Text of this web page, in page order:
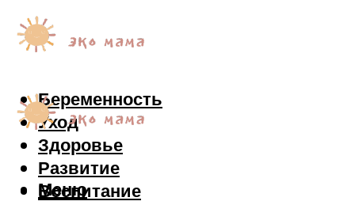
Беременность
Уход
Здоровье
Развитие
Воспитание
Меню